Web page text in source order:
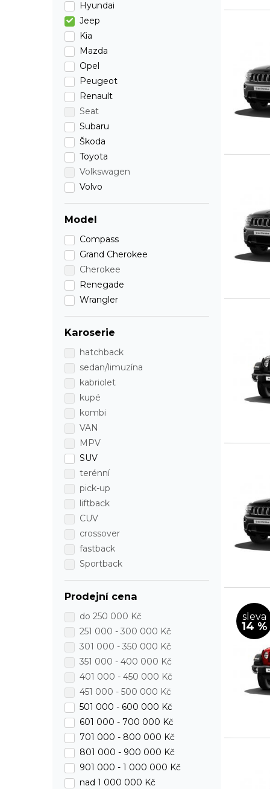
Hyundai
Jeep
Kia
Mazda
Opel
Peugeot
Renault
Seat
Subaru
Škoda
Toyota
Volkswagen
Volvo
Model
Compass
Grand Cherokee
Cherokee
Renegade
Wrangler
Karoserie
hatchback
sedan/limuzína
kabriolet
kupé
kombi
VAN
MPV
SUV
terénní
pick-up
liftback
CUV
crossover
fastback
Sportback
Prodejní cena
do 250 000 Kč
251 000 - 300 000 Kč
301 000 - 350 000 Kč
351 000 - 400 000 Kč
401 000 - 450 000 Kč
451 000 - 500 000 Kč
501 000 - 600 000 Kč
601 000 - 700 000 Kč
701 000 - 800 000 Kč
801 000 - 900 000 Kč
901 000 - 1 000 000 Kč
nad 1 000 000 Kč
sleva
14 %